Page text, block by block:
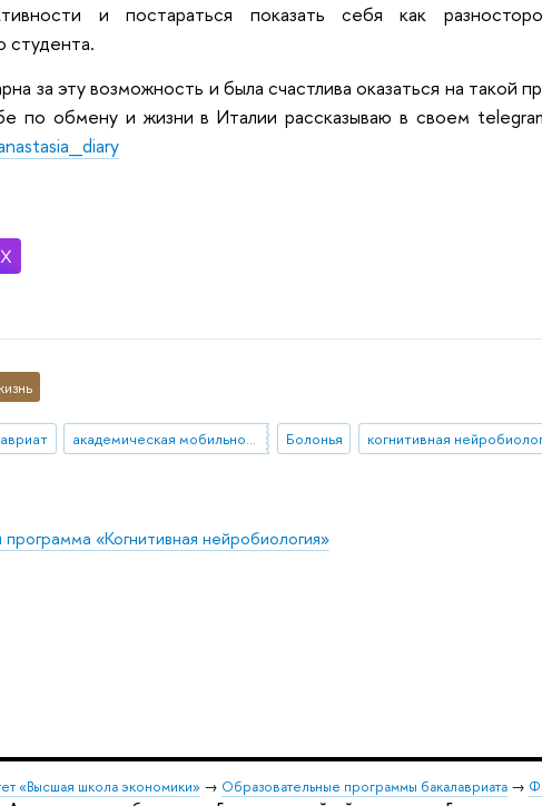
и постараться показать себя как
студента.
за эту возможность и была счастлива оказаться на такой
по обмену и жизни в Италии рассказываю в своем
академическая мобильность Болонья
«Когнитивная нейробиология»
«Высшая школа экономики» → Образовательные программы бакалавриата→